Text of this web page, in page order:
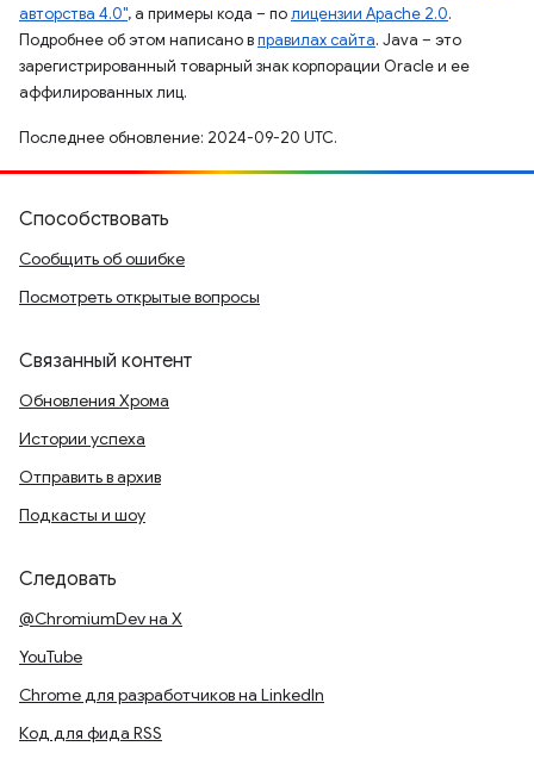
авторства 4.0", а примеры кода – полицензии Apache 2.0.
Подробнее об этом написано вправилах сайта. Java – это
зарегистрированный товарный знак корпорации Oracle и ее
аффилированных лиц.
Последнее обновление: 2024-09-20 UTC.
Способствовать
Сообщить об ошибке
Посмотреть открытые вопросы
Связанный контент
Обновления Хрома
Истории успеха
Отправить в архив
Подкасты и шоу
Следовать
@ChromiumDev на X
YouTube
Chrome для разработчиков на LinkedIn
Код для фида RSS